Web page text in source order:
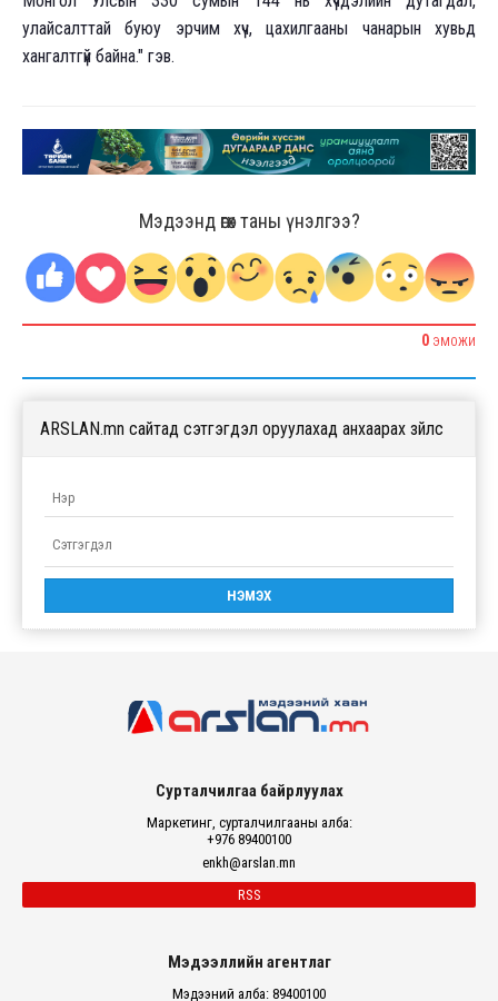
улайсалттай буюу эрчим хүч, цахилгааны чанарын хувьд
хангалтгүй байна." гэв.
Мэдээнд өгөх таны үнэлгээ?
0 ЭМОЖИ
ARSLAN.mn сайтад сэтгэгдэл оруулахад анхаарах зүйлс
Сурталчилгаа байрлуулах
Маркетинг, сурталчилгааны алба:
+976 89400100
enkh@arslan.mn
RSS
Мэдээллийн агентлаг
Мэдээний алба: 89400100